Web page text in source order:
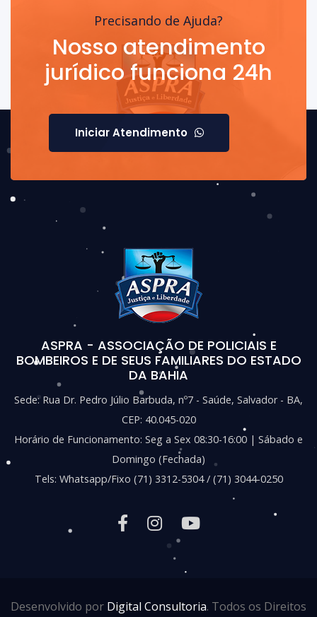
Precisando de Ajuda?
Nosso atendimento
jurídico funciona 24h
Iniciar Atendimento
ASPRA - ASSOCIAÇÃO DE POLICIAIS E
BOMBEIROS E DE SEUS FAMILIARES DO ESTADO
DA BAHIA
Sede: Rua Dr. Pedro Júlio Barbuda, nº7 - Saúde, Salvador - BA,
CEP: 40.045-020
Horário de Funcionamento: Seg a Sex 08:30-16:00 | Sábado e
Domingo (Fechada)
Tels: Whatsapp/Fixo (71) 3312-5304 / (71) 3044-0250
Desenvolvido por Digital Consultoria. Todos os Direitos